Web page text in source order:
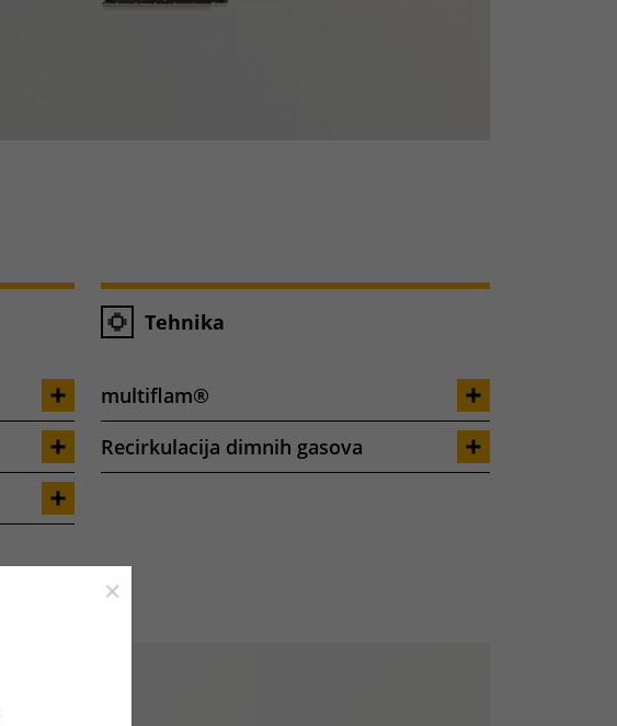
Tehnika
multiflam®
Recirkulacija dimnih gasova
Close